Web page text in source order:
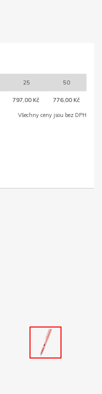
25 50
797,00 Kč 776,00 Kč
Všechny ceny jsou bez DPH